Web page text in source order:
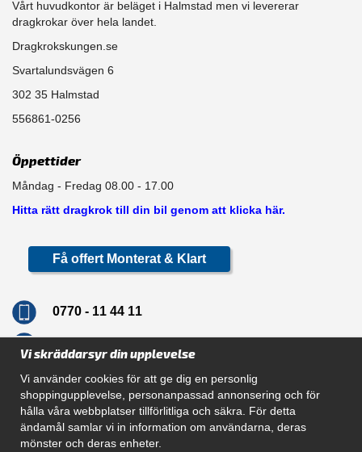
Vårt huvudkontor är beläget i Halmstad men vi levererar
dragkrokar över hela landet.
Dragkrokskungen.se
Svartalundsvägen 6
302 35 Halmstad
556861-0256
Öppettider
Måndag - Fredag 08.00 - 17.00
Hitta rätt dragkrok till din bil genom att klicka här.
Få offert Monterat & Klart
0770 - 11 44 11
Navigation
Hur beställer jag
Vi skräddarsyr din upplevelse
Vi använder cookies för att ge dig en personlig
shoppingupplevelse, personanpassad annonsering och för
hålla våra webbplatser tillförlitliga och säkra. För detta
ändamål samlar vi in information om användarna, deras
mönster och deras enheter.